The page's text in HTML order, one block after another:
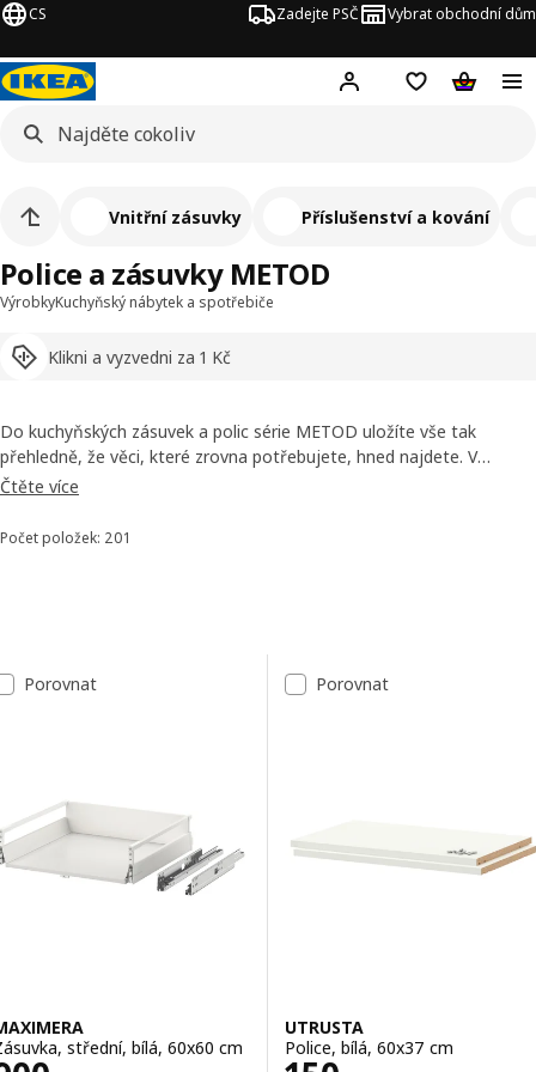
CS Zadejte PSČ Vybrat obchodní dům
Hej! Přihlášení
NákupníNákupní
VýrobkyKuchyňský nábytek a spotřebiče
Klikni a vyzvedni za 1 Kč
Police a zásuvky METOD
Vnitřní zásuvky Příslušenství a kování
Do kuchyňských zásuvek a polic série METOD uložíte vše tak
přehledně, že věci, které zrovna potřebujete, hned najdete. V
hlubokých zásuvkách a chytře vyřešených policích hrnce, talíře a
tak využijete každý centimetr kuchyně.
Čtěte více
Seřadit a filtrovat
Počet položek: 201
Seznam výsledků
Porovnat
střední, bílá, 60x60 cm
Porovnat
UTRUSTA
Police, bílá, 60x37 cm